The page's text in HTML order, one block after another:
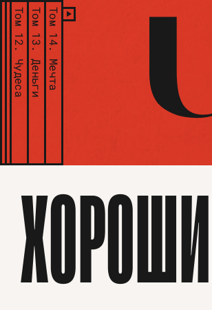
Том 12.
Чудеса
Том 13.
Деньги
Том 14.
Мечта